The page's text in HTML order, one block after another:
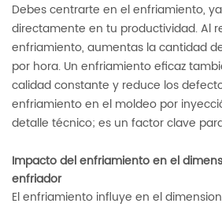
Debes centrarte en el enfriamiento,
directamente en tu productividad. Al
enfriamiento, aumentas la cantidad
por hora. Un enfriamiento eficaz
calidad constante y reduce los
enfriamiento en el moldeo por
detalle técnico; es un factor clave
Impacto del enfriamiento en el
enfriador
El enfriamiento influye en el